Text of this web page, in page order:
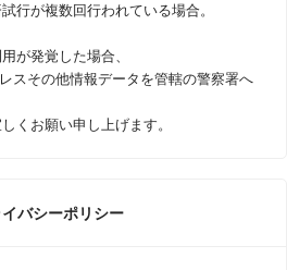
行が複数回行われている場合。
が発覚した場合、
スその他情報データを管轄の警察署へ
くお願い申し上げます。
バシーポリシー